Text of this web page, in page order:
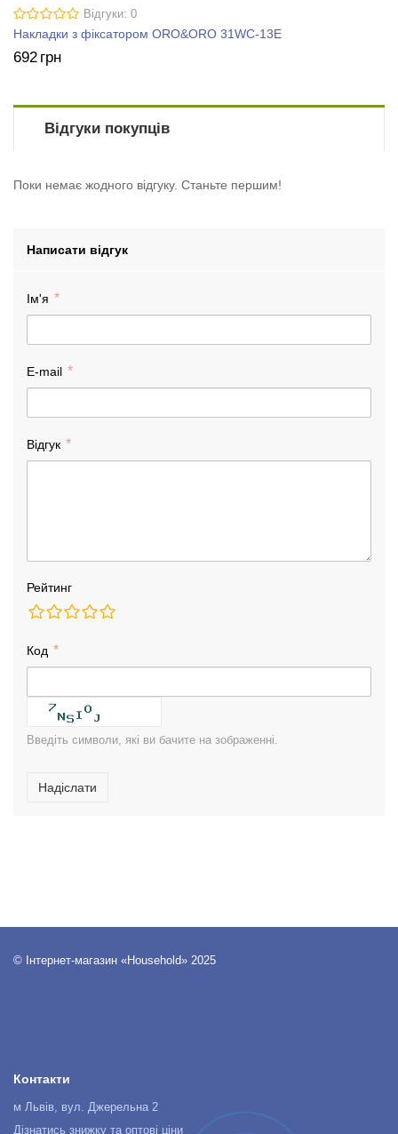
Відгуки: 0
Накладки з фіксатором ORO&ORO 31WC-13E
692 грн
Відгуки покупців
Поки немає жодного відгуку. Станьте першим!
Написати відгук
Ім'я
E-mail
Відгук
Рейтинг
Код
Введіть символи, які ви бачите на зображенні.
Надіслати
© Інтернет-магазин «Household» 2025
Контакти
м Львів, вул. Джерельна 2
Дізнатись знижку та оптові ціни